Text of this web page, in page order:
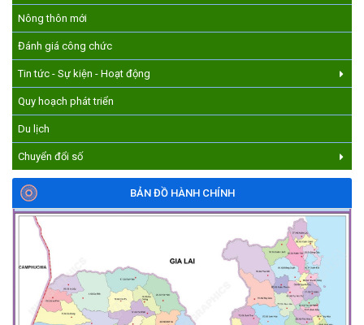
Nông thôn mới
Đánh giá công chức
Tin tức - Sự kiện - Hoạt động
Quy hoạch phát triển
Du lịch
Chuyển đổi số
BẢN ĐỒ HÀNH CHÍNH
CƯ M’GAR – LAN TỎA TRI THỨC, VỮNG BƯỚC CÙNG NÔNG
DÂN VIỆT NAM!
(17/07/2026)